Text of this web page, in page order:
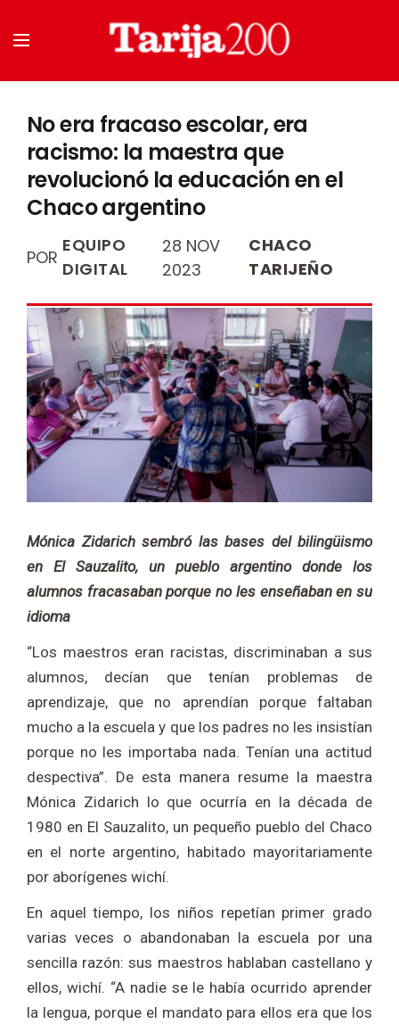
No era fracaso escolar, era
racismo: la maestra que
revolucionó la educación en el
Chaco argentino
POR
EQUIPO
DIGITAL
28 NOV
2023
CHACO
TARIJEÑO
Mónica Zidarich sembró las bases del bilingüismo
en El Sauzalito, un pueblo argentino donde los
alumnos fracasaban porque no les enseñaban en su
idioma
“Los maestros eran racistas, discriminaban a sus
alumnos, decían que tenían problemas de
aprendizaje, que no aprendían porque faltaban
mucho a la escuela y que los padres no les insistían
porque no les importaba nada. Tenían una actitud
despectiva”. De esta manera resume la maestra
Mónica Zidarich lo que ocurría en la década de
1980 en El Sauzalito, un pequeño pueblo del Chaco
en el norte argentino, habitado mayoritariamente
por aborígenes wichí.
En aquel tiempo, los niños repetían primer grado
varias veces o abandonaban la escuela por una
sencilla razón: sus maestros hablaban castellano y
ellos, wichí. “A nadie se le había ocurrido aprender
la lengua, porque el mandato para ellos era que los